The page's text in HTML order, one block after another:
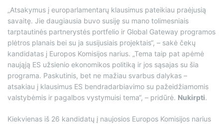
„Atsakymus į europarlamentarų klausimus pateikiau praėjusią
savaitę. Jie daugiausia buvo susiję su mano tolimesniais
tarptautinės partnerystės portfelio ir Global Gateway programos
plėtros planais bei su ja susijusiais projektais“, – sakė čekų
kandidatas į Europos Komisijos narius. „Tema taip pat apėmė
naująją ES užsienio ekonomikos politiką ir jos sąsajas su šia
programa. Paskutinis, bet ne mažiau svarbus dalykas –
atsakiau į klausimus ES bendradarbiavimo su pažeidžiamomis
valstybėmis ir pagalbos vystymuisi tema“, – pridūrė. Nukirpti.
Kiekvienas iš 26 kandidatų į naujosios Europos Komisijos narius